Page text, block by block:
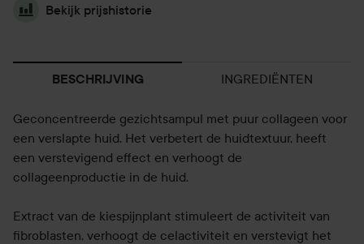
Bekijk prijshistorie
BESCHRIJVING INGREDIËNTEN
Geconcentreerde gezichtsampul met puur collageen voor
een verslapte huid. Het verbetert de huidtextuur, heeft
een verstevigend effect en verhoogt de
collageenproductie in de huid.
Extract van de kiespijnplant stimuleert de activiteit van
fibroblasten, verhoogt de celactiviteit en verstevigt het